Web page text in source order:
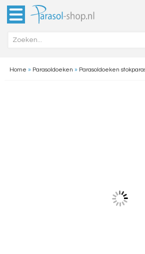
Home » Parasoldoeken » Parasoldoeken